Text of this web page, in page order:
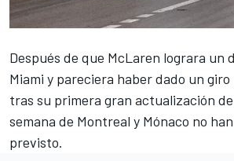
Después de que McLaren lograra un
Miami y pareciera haber dado un
tras su primera gran actualización
semana de Montreal y Mónaco no
previsto.